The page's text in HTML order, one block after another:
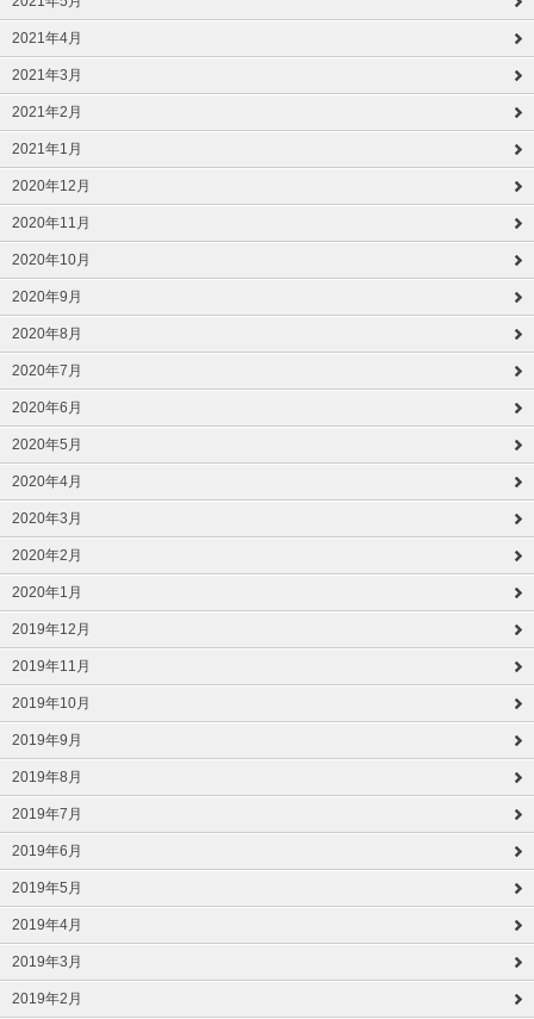
2021年4月
2021年3月
2021年2月
2021年1月
2020年12月
2020年11月
2020年10月
2020年9月
2020年8月
2020年7月
2020年6月
2020年5月
2020年4月
2020年3月
2020年2月
2020年1月
2019年12月
2019年11月
2019年10月
2019年9月
2019年8月
2019年7月
2019年6月
2019年5月
2019年4月
2019年3月
2019年2月